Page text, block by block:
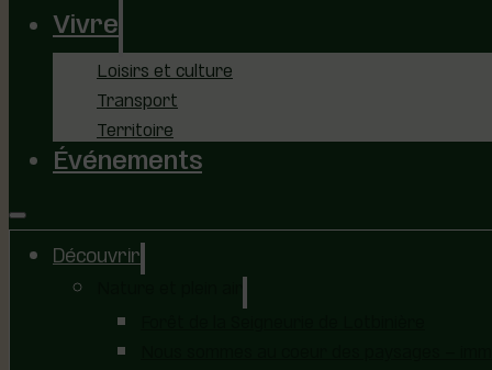
Vivre
Loisirs et culture
Transport
Territoire
Événements
Découvrir